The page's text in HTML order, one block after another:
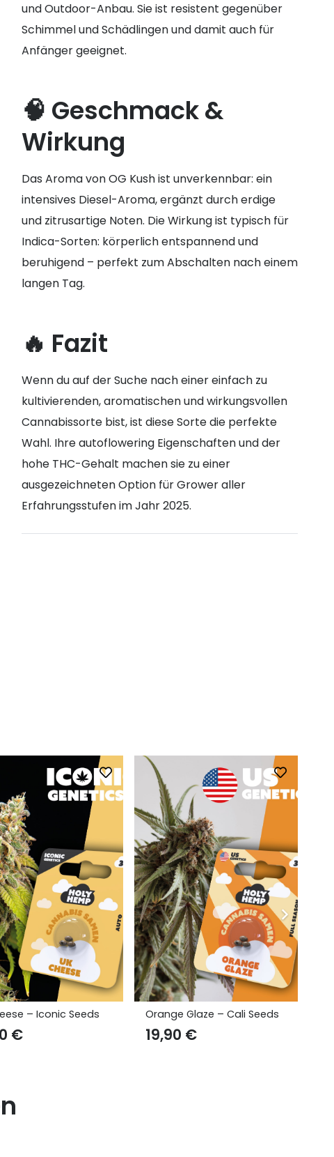
und Outdoor-Anbau. Sie ist resistent gegenüber
Schimmel und Schädlingen und damit auch für
Anfänger geeignet.
🧠 Geschmack &
Wirkung
Das Aroma von OG Kush ist unverkennbar: ein
intensives Diesel-Aroma, ergänzt durch erdige
und zitrusartige Noten. Die Wirkung ist typisch für
Indica-Sorten: körperlich entspannend und
beruhigend – perfekt zum Abschalten nach einem
langen Tag.
🔥 Fazit
Wenn du auf der Suche nach einer einfach zu
kultivierenden, aromatischen und wirkungsvollen
Cannabissorte bist, ist diese Sorte die perfekte
Wahl. Ihre autoflowering Eigenschaften und der
hohe THC-Gehalt machen sie zu einer
ausgezeichneten Option für Grower aller
Erfahrungsstufen im Jahr 2025.
Glaze – Cali Seeds
€
Caramello XL – Iconic
Seeds
14,90